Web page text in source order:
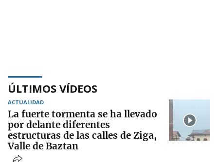
ÚLTIMOS VÍDEOS
ACTUALIDAD
La fuerte tormenta se ha llevado
por delante diferentes
estructuras de las calles de Ziga,
Valle de Baztan